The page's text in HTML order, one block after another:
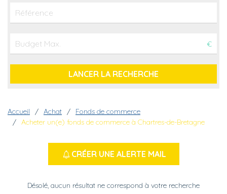
€
Fil d'Ariane
Accueil Achat
Fonds de commerce
Acheter un(e) fonds de commerce à Chartres-de-Bretagne
CRÉER UNE ALERTE MAIL
Désolé, aucun résultat ne correspond à votre recherche